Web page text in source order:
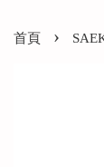
首頁 ›